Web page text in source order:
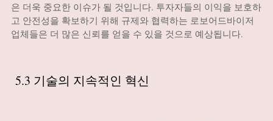
은 더욱 중요한 이슈가 될 것입니다. 투자자들의 이익을 보호하
고 안전성을 확보하기 위해 규제와 협력하는 로보어드바이저
업체들은 더 많은 신뢰를 얻을 수 있을 것으로 예상됩니다.
5.3 기술의 지속적인 혁신